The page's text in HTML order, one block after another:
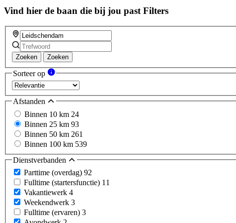
Vind hier de baan die bij jou past Filters
Zoeken Zoeken
Sorteer op
Afstanden
Binnen 10 km 24
Binnen 25 km 93
Binnen 50 km 261
Binnen 100 km 539
Dienstverbanden
Parttime (overdag) 92
Fulltime (startersfunctie) 11
Vakantiewerk 4
Weekendwerk 3
Fulltime (ervaren) 3